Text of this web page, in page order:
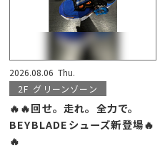
2026.08.06 Thu.
2F グリーンゾーン
🔥🔥回せ。走れ。全力で。
BEYBLADEシューズ新登場🔥
🔥